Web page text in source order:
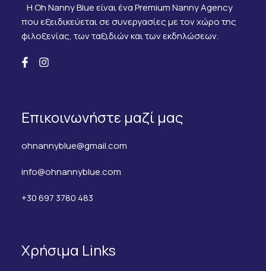
Η Oh Nanny Blue είναι ένα Premium Nanny Agency
που εξειδικεύεται σε συνεργασίες με τον χώρο της
φιλοξενίας, των ταξιδιών και των εκδηλώσεων.
Επικοινωνήστε μαζί μας
ohnannyblue@gmail.com
info@ohnannyblue.com
+30 697 3780 483
Χρήσιμα Links